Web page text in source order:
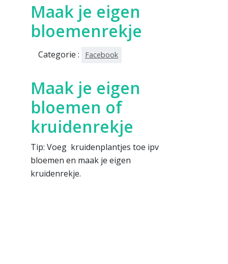
Maak je eigen
bloemenrekje
Categorie : Facebook
Maak je eigen
bloemen of
kruidenrekje
Tip: Voeg kruidenplantjes toe ipv
bloemen en maak je eigen
kruidenrekje.